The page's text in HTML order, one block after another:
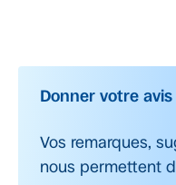
Donner votre
Vos remarques,
nous permettent